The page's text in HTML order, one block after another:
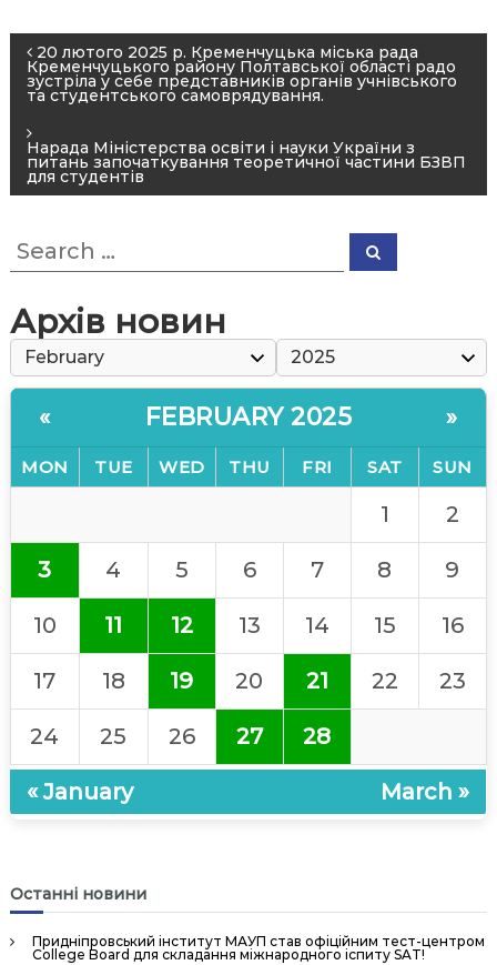
н
а
А
а
м
п
р
л
і
н
П
р
о
а
о
P
o
n
v
i
g
a
t
n
20 лютого 2025 р. Кременчуцька міська рада
Кременчуцького району Полтавської області радо
зустріла у себе представників органів учнівського
та студентського самоврядування.
Нарада Міністерства освіти і науки України з
питань започаткування теоретичної частини БЗВП
для студентів
S
e
c
f
o
S
e
Архів новин
« FEBRUARY 2025 »
MON TUE WED THU FRI SAT SUN
1 2
3 4 5 6 7 8 9
10 11 12 13 14 15 16
17 18 19 20 21 22 23
24 25 26 27 28
« January March »
Останні новини
Придніпровський інститут МАУП став офіційним тест-центром
College Board для складання міжнародного іспиту SAT!